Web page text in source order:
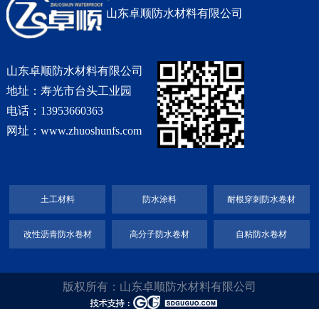
山东卓顺防水材料有限公司
山东卓顺防水材料有限公司
地址：寿光市台头工业园
电话：13953660363
网址：www.zhuoshunfs.com
土工材料 防水涂料 耐根穿刺防水卷材
改性沥青防水卷材 高分子防水卷材 自粘防水卷材
版权所有：山东卓顺防水材料有限公司